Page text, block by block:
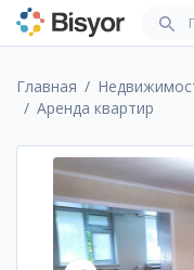
Главная
Аренда квартир